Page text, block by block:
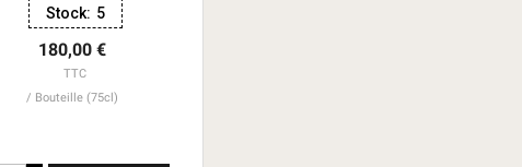
Stock: 5
180,00 €
TTC
Bouteille (75cl)